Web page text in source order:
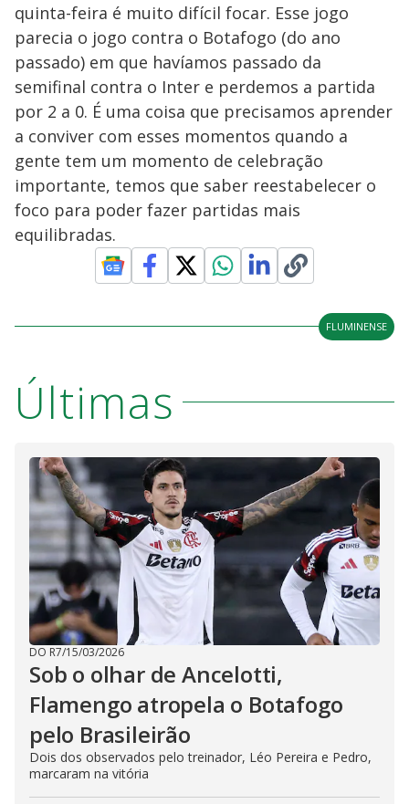
quinta-feira é muito difícil focar. Esse jogo
parecia o jogo contra o Botafogo (do ano
passado) em que havíamos passado da
semifinal contra o Inter e perdemos a partida
por 2 a 0. É uma coisa que precisamos aprender
a conviver com esses momentos quando a
gente tem um momento de celebração
importante, temos que saber reestabelecer o
foco para poder fazer partidas mais
equilibradas.
FLUMINENSE
Últimas
DO R7/15/03/2026
Sob o olhar de Ancelotti,
Flamengo atropela o Botafogo
pelo Brasileirão
Dois dos observados pelo treinador, Léo Pereira e Pedro,
marcaram na vitória